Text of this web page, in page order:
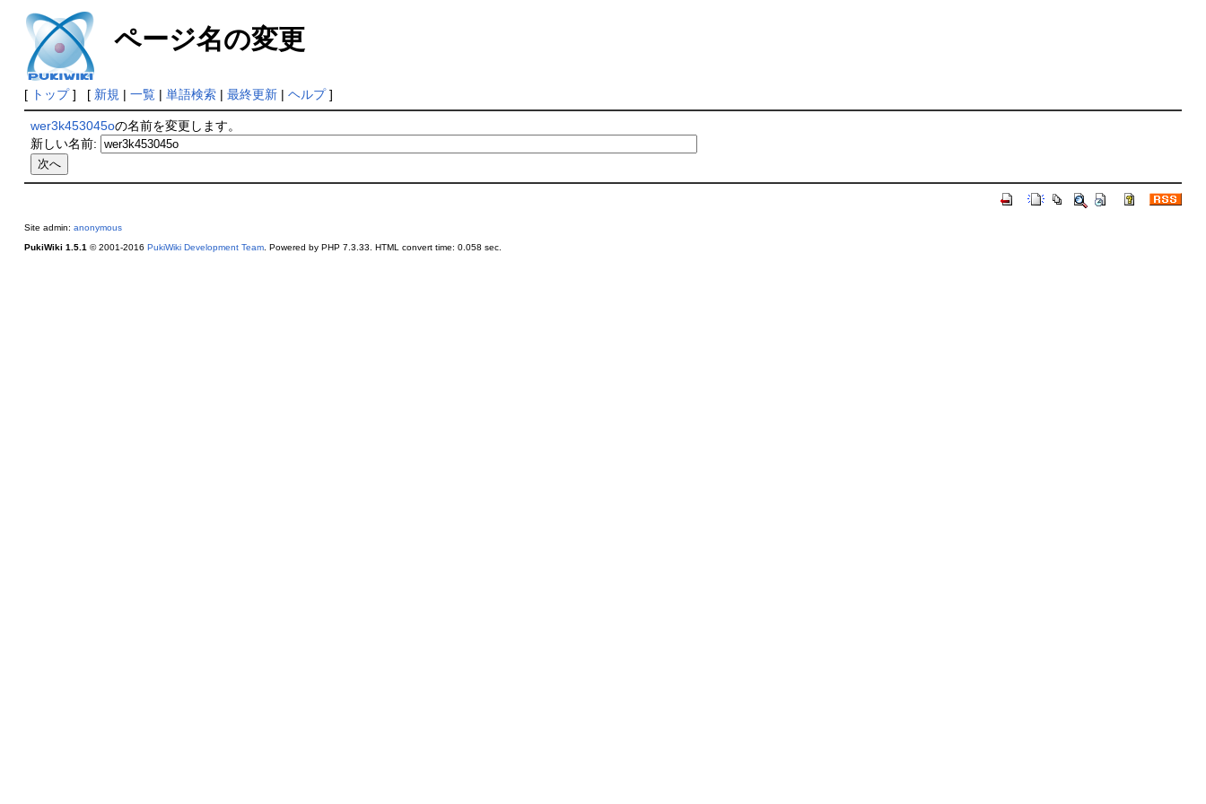
ページ名の変更
[ トップ] [ 新規 | 一覧| 単語検索| 最終更新| ヘルプ]
wer3k453045oの名前を変更します。
新しい名前:
Site admin: anonymous
PukiWiki 1.5.1 © 2001-2016 PukiWiki Development Team. Powered by PHP 7.3.33. HTML convert time: 0.058 sec.